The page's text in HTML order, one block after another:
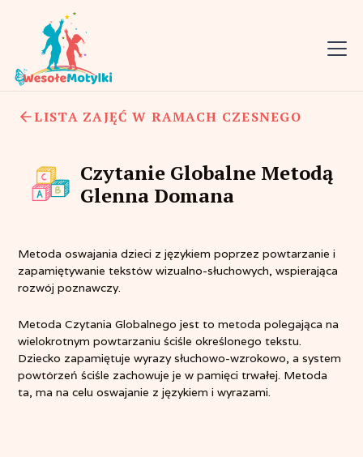
LISTA ZAJĘĆ W RAMACH CZESNEGO
Czytanie Globalne Metodą
Glenna Domana
Metoda oswajania dzieci z językiem poprzez powtarzanie i
zapamiętywanie tekstów wizualno-słuchowych, wspierająca
rozwój poznawczy.
Metoda Czytania Globalnego jest to metoda polegająca na
wielokrotnym powtarzaniu ściśle określonego tekstu.
Dziecko zapamiętuje wyrazy słuchowo-wzrokowo, a system
powtórzeń ściśle zachowuje je w pamięci trwałej. Metoda
ta, ma na celu oswajanie z językiem i wyrazami.